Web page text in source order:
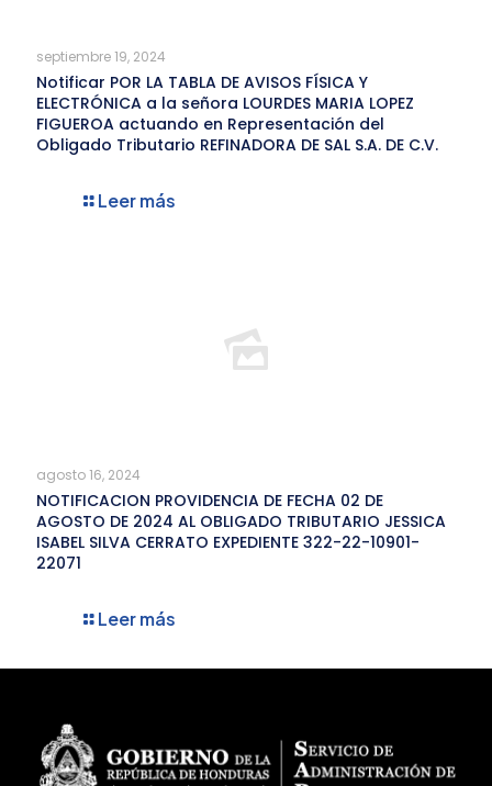
septiembre 19, 2024
Notificar POR LA TABLA DE AVISOS FÍSICA Y
ELECTRÓNICA a la señora LOURDES MARIA LOPEZ
FIGUEROA actuando en Representación del
Obligado Tributario REFINADORA DE SAL S.A. DE C.V.
Leer más
agosto 16, 2024
NOTIFICACION PROVIDENCIA DE FECHA 02 DE
AGOSTO DE 2024 AL OBLIGADO TRIBUTARIO JESSICA
ISABEL SILVA CERRATO EXPEDIENTE 322-22-10901-
22071
Leer más